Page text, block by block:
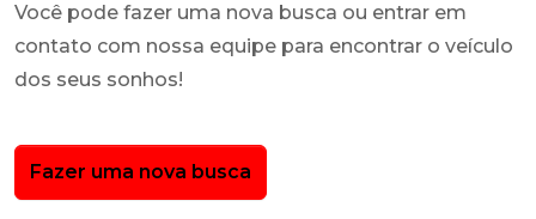
Você pode fazer uma nova busca ou entrar em
contato com nossa equipe para encontrar o veículo
dos seus sonhos!
Fazer uma nova busca